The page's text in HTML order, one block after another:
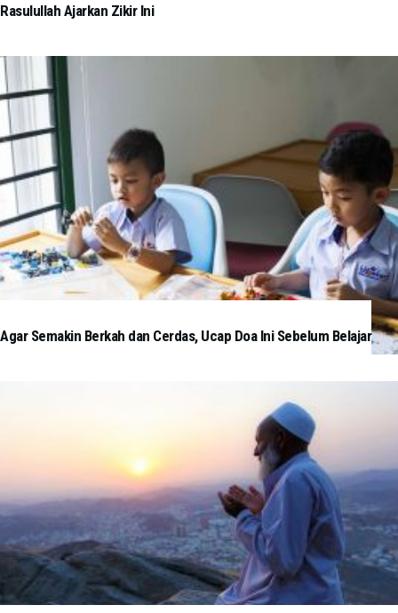
Rasulullah Ajarkan Zikir Ini
Agar Semakin Berkah dan Cerdas, Ucap Doa Ini Sebelum Belajar